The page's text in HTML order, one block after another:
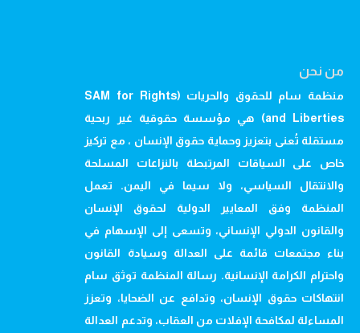
من نحن
منظمة سام للحقوق والحريات (SAM for Rights
and Liberties) هي مؤسسة حقوقية غير ربحية
مستقلة تُعنى بتعزيز وحماية حقوق الإنسان ، مع تركيز
خاص على السياقات المرتبطة بالنزاعات المسلحة
والانتقال السياسي، ولا سيما في اليمن. تعمل
المنظمة وفق المعايير الدولية لحقوق الإنسان
والقانون الدولي الإنساني، وتسعى إلى الإسهام في
بناء مجتمعات قائمة على العدالة وسيادة القانون
واحترام الكرامة الإنسانية. رسالة المنظمة توثق سام
انتهاكات حقوق الإنسان، وتدافع عن الضحايا، وتعزز
المساءلة لمكافحة الإفلات من العقاب، وتدعم العدالة